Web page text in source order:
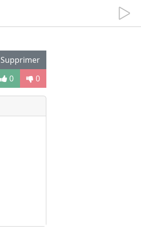
Supprimer
0
0